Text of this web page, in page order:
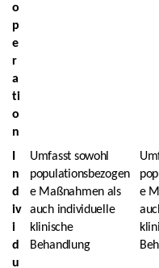
o
p
e
r
a
ti
o
n
I
n
d
iv
i
d
u
Umfasst sowohl
populationsbezogen
e Maßnahmen als
auch individuelle
klinische
Behandlung
e